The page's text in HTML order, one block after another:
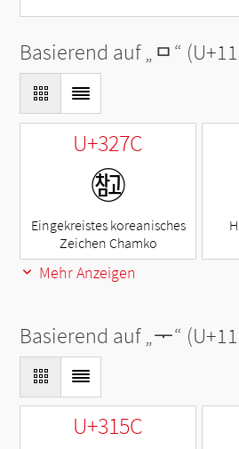
Basierend auf „ᆷ“
U+327C
㉼
Eingekreistes koreanisches
Zeichen Chamko
Mehr Anzeigen
Basierend auf „ᅮ“
U+315C